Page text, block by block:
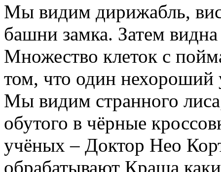
Мы видим дирижабль,
башни замка. Затем видна
Множество клеток с
том, что один нехороший
Мы видим странного
обутого в чёрные
учёных – Доктор Нео
обрабатывают Краша